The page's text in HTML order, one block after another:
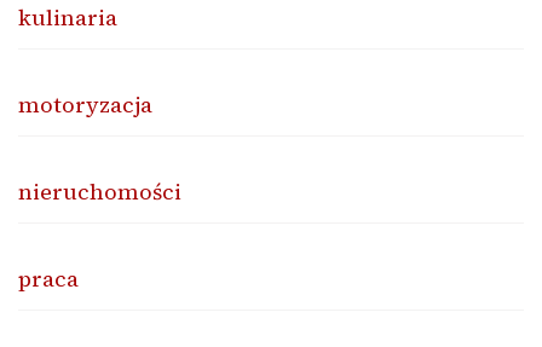
kulinaria
motoryzacja
nieruchomości
praca